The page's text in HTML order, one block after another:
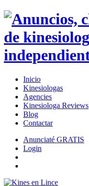
Inicio
Kinesiologas
Agencies
Kinesiologa Reviews
Blog
Contactar
Anunciaté GRATIS
Login